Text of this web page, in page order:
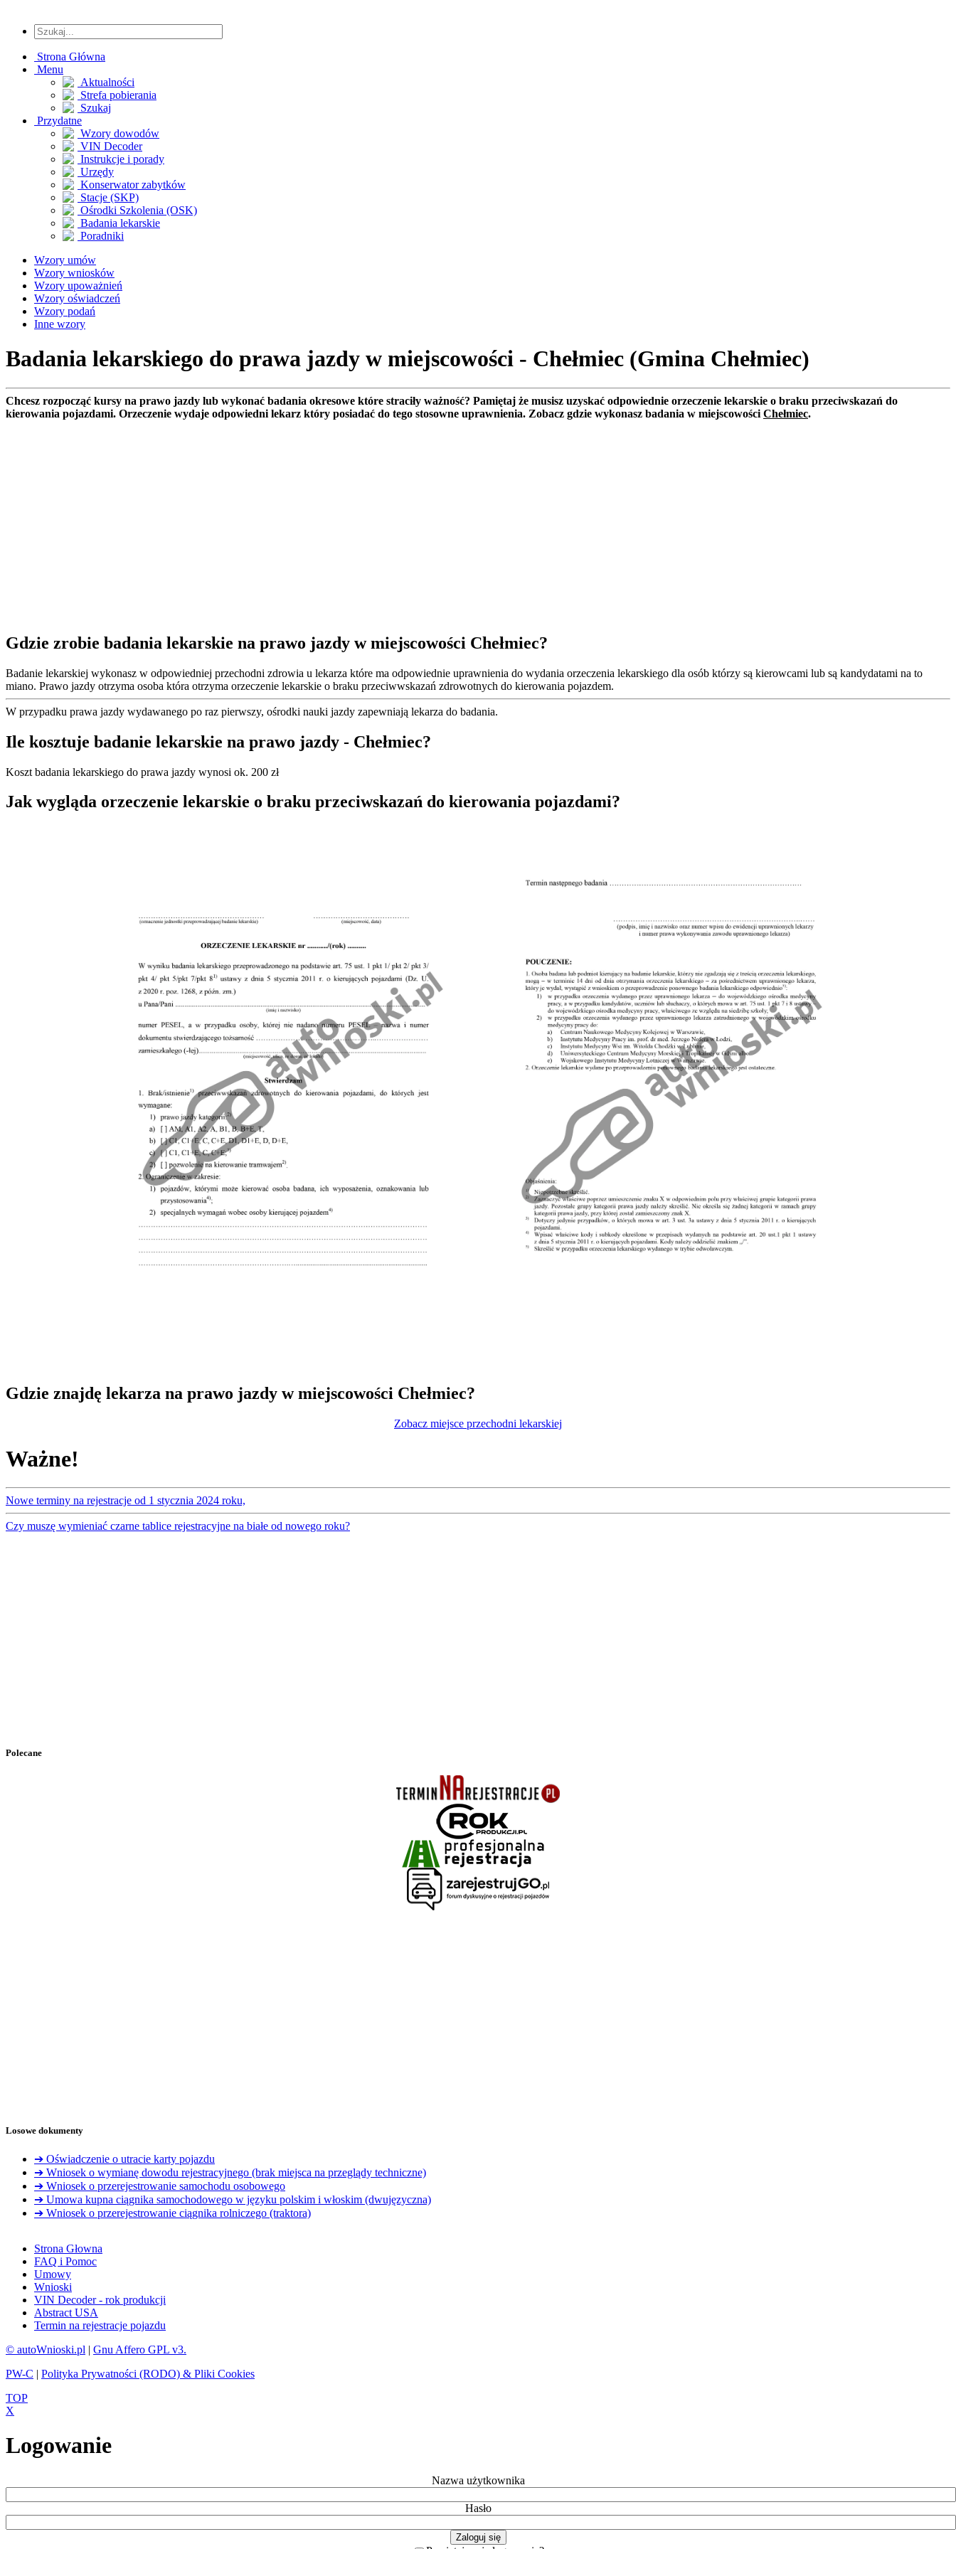
Strona Główna
Menu
Aktualności
Strefa pobierania
Szukaj
Przydatne
Wzory dowodów
VIN Decoder
Instrukcje i porady
Urzędy
Konserwator zabytków
Stacje (SKP)
Ośrodki Szkolenia (OSK)
Badania lekarskie
Poradniki
Wzory umów
Wzory wniosków
Wzory upoważnień
Wzory oświadczeń
Wzory podań
Inne wzory
Badania lekarskiego do prawa jazdy w miejscowości - Chełmiec (Gmina Chełmiec)
Chcesz rozpocząć kursy na prawo jazdy lub wykonać badania okresowe które straciły ważność? Pamiętaj że musisz uzyskać odpowiednie orzeczenie lekarskie o braku przeciwskazań do
kierowania pojazdami. Orzeczenie wydaje odpowiedni lekarz który posiadać do tego stosowne uprawnienia. Zobacz gdzie wykonasz badania w miejscowości Chełmiec.
Gdzie zrobie badania lekarskie na prawo jazdy w miejscowości Chełmiec?
Badanie lekarskiej wykonasz w odpowiedniej przechodni zdrowia u lekarza które ma odpowiednie uprawnienia do wydania orzeczenia lekarskiego dla osób którzy są kierowcami lub są kandydatami na to
miano. Prawo jazdy otrzyma osoba która otrzyma orzeczenie lekarskie o braku przeciwwskazań zdrowotnych do kierowania pojazdem.
W przypadku prawa jazdy wydawanego po raz pierwszy, ośrodki nauki jazdy zapewniają lekarza do badania.
Ile kosztuje badanie lekarskie na prawo jazdy - Chełmiec?
Koszt badania lekarskiego do prawa jazdy wynosi ok. 200 zł
Jak wygląda orzeczenie lekarskie o braku przeciwskazań do kierowania pojazdami?
Gdzie znajdę lekarza na prawo jazdy w miejscowości Chełmiec?
Zobacz miejsce przechodni lekarskiej
Ważne!
Nowe terminy na rejestracje od 1 stycznia 2024 roku,
Czy muszę wymieniać czarne tablice rejestracyjne na białe od nowego roku?
Polecane
Losowe dokumenty
➔ Oświadczenie o utracie karty pojazdu
➔ Wniosek o wymianę dowodu rejestracyjnego (brak miejsca na przeglądy techniczne)
➔ Wniosek o przerejestrowanie samochodu osobowego
➔ Umowa kupna ciągnika samochodowego w języku polskim i włoskim (dwujęzyczna)
➔ Wniosek o przerejestrowanie ciągnika rolniczego (traktora)
Strona Głowna
FAQ i Pomoc
Umowy
Wnioski
VIN Decoder - rok produkcji
Abstract USA
Termin na rejestracje pojazdu
© autoWnioski.pl | Gnu Affero GPL v3.
PW-C | Polityka Prywatności (RODO) & Pliki Cookies
TOP
X
Logowanie
Nazwa użytkownika
Hasło